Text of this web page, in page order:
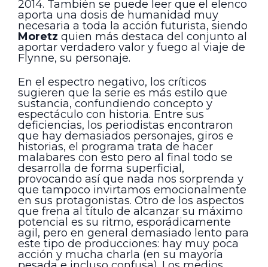
2014. También se puede leer que el elenco
aporta una dosis de humanidad muy
necesaria a toda la acción futurista, siendo
Moretz quien más destaca del conjunto al
aportar verdadero valor y fuego al viaje de
Flynne, su personaje.
En el espectro negativo, los críticos
sugieren que la serie es más estilo que
sustancia, confundiendo concepto y
espectáculo con historia. Entre sus
deficiencias, los periodistas encontraron
que hay demasiados personajes, giros e
historias, el programa trata de hacer
malabares con esto pero al final todo se
desarrolla de forma superficial,
provocando así que nada nos sorprenda y
que tampoco invirtamos emocionalmente
en sus protagonistas. Otro de los aspectos
que frena al título de alcanzar su máximo
potencial es su ritmo, esporádicamente
agil, pero en general demasiado lento para
este tipo de producciones: hay muy poca
acción y mucha charla (en su mayoría